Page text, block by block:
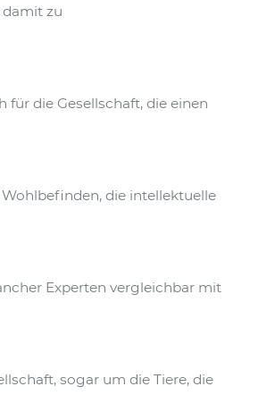
zu
für die Gesellschaft, die einen
Wohlbefinden, die intellektuelle
Experten vergleichbar mit
sogar um die Tiere, die